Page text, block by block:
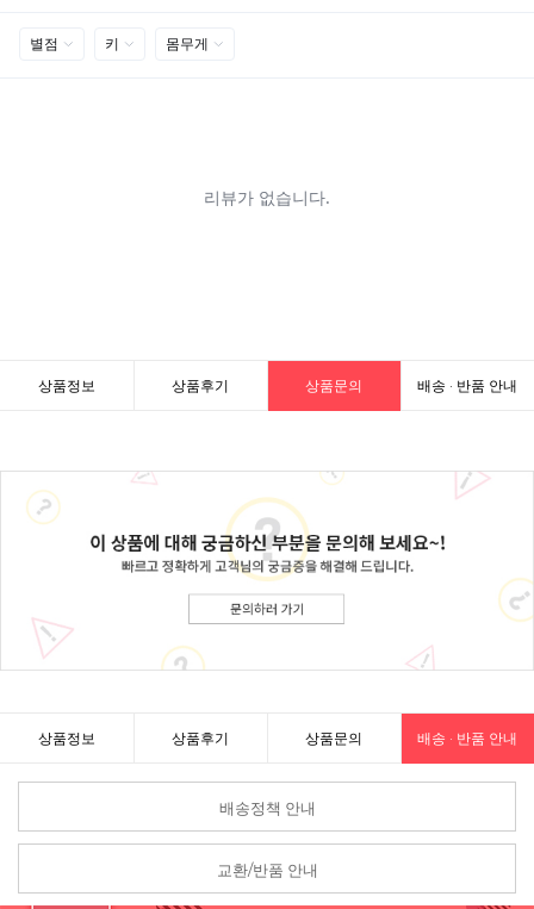
상품정보 상품후기 상품문의 배송 · 반품 안내
상품정보 상품후기 상품문의 배송 · 반품 안내
배송정책 안내
교환/반품 안내